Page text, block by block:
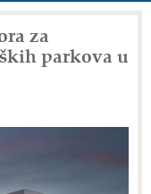
za
parkova u